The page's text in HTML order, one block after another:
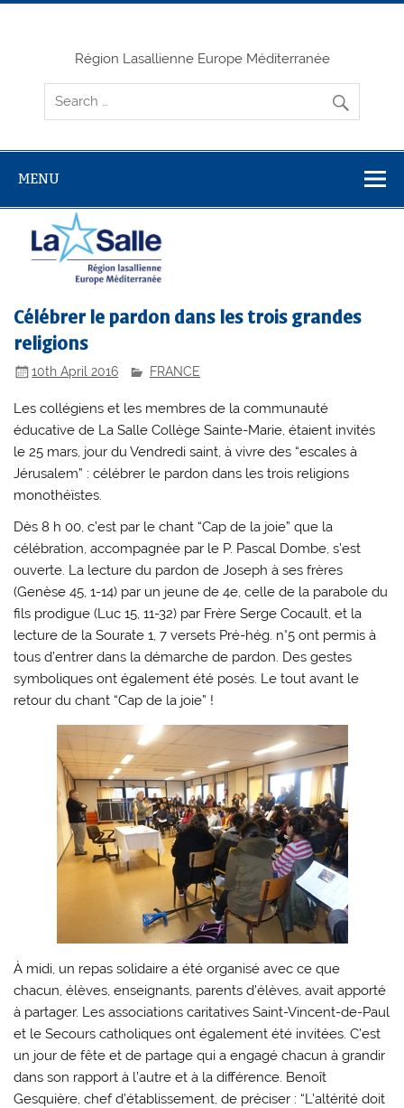
Skip
Région Lasallienne Europe Méditerranée
MENU
Célébrer le pardon dans les trois grandes
religions
10th April 2016 FRANCE
Les collégiens et les membres de la communauté
éducative de La Salle Collège Sainte-Marie, étaient invités
le 25 mars, jour du Vendredi saint, à vivre des “escales à
Jérusalem” : célébrer le pardon dans les trois religions
monothéïstes.
Dès 8 h 00, c’est par le chant “Cap de la joie” que la
célébration, accompagnée par le P. Pascal Dombe, s’est
ouverte. La lecture du pardon de Joseph à ses frères
(Genèse 45, 1-14) par un jeune de 4e, celle de la parabole du
fils prodigue (Luc 15, 11-32) par Frère Serge Cocault, et la
lecture de la Sourate 1, 7 versets Pré-hég. n°5 ont permis à
tous d’entrer dans la démarche de pardon. Des gestes
symboliques ont également été posés. Le tout avant le
retour du chant “Cap de la joie” !
À midi, un repas solidaire a été organisé avec ce que
chacun, élèves, enseignants, parents d’élèves, avait apporté
à partager. Les associations caritatives Saint-Vincent-de-Paul
et le Secours catholiques ont également été invitées. C’est
un jour de fête et de partage qui a engagé chacun à grandir
dans son rapport à l’autre et à la différence. Benoît
Gesquière, chef d’établissement, de préciser : “L’altérité doit